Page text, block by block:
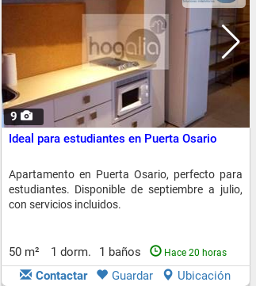
9
Ideal para estudiantes en Puerta Osario
Apartamento en Puerta Osario, perfecto para
estudiantes. Disponible de septiembre a julio,
con servicios incluidos.
50 m² 1 dorm. 1 baños Hace 20 horas
Contactar Guardar Ubicación